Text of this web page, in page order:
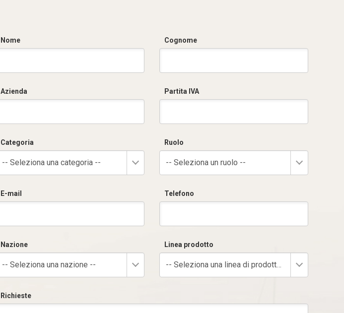
Nome Cognome
Azienda Partita IVA
Categoria
-- Seleziona una categoria --
Ruolo
-- Seleziona un ruolo --
E-mail Telefono
Nazione
-- Seleziona una nazione --
Linea prodotto
-- Seleziona una linea di prodotto --
Richieste